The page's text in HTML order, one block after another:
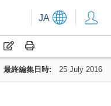
JA
最終編集日時: 25 July 2016